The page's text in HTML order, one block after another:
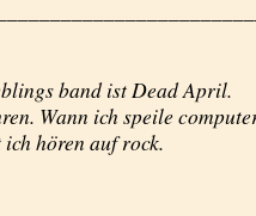
band ist Dead April.
Wann ich speile
hören auf rock.